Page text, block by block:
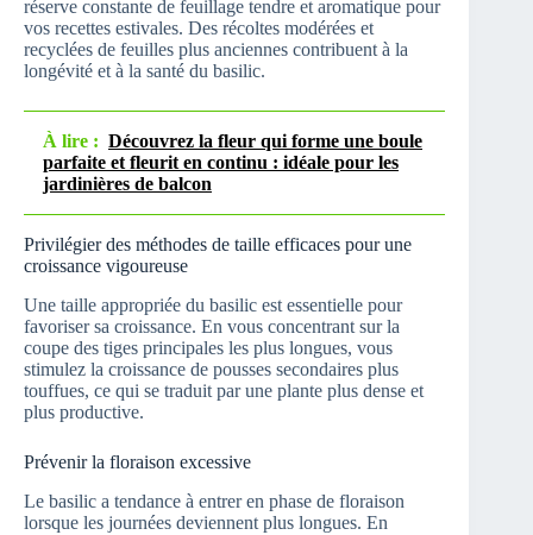
réserve constante de feuillage tendre et aromatique pour
vos recettes estivales. Des récoltes modérées et
recyclées de feuilles plus anciennes contribuent à la
longévité et à la santé du basilic.
À lire : Découvrez la fleur qui forme une boule
parfaite et fleurit en continu : idéale pour les
jardinières de balcon
Privilégier des méthodes de taille efficaces pour une
croissance vigoureuse
Une taille appropriée du basilic est essentielle pour
favoriser sa croissance. En vous concentrant sur la
coupe des tiges principales les plus longues, vous
stimulez la croissance de pousses secondaires plus
touffues, ce qui se traduit par une plante plus dense et
plus productive.
Prévenir la floraison excessive
Le basilic a tendance à entrer en phase de floraison
lorsque les journées deviennent plus longues. En